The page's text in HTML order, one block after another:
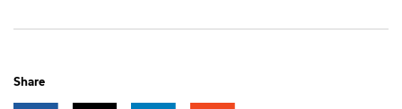
Share